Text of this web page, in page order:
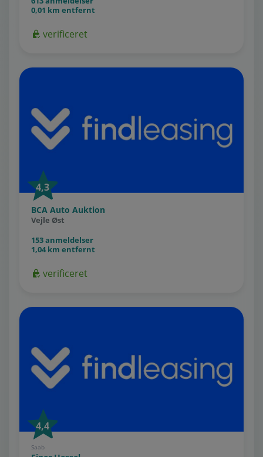
0,01 km entfernt
verificeret
4,3
BCA Auto Auktion
Vejle Øst
153 anmeldelser
1,04 km entfernt
verificeret
4,4
Saab